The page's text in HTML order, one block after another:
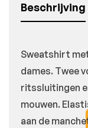
Beschrijving
Sweatshirt
dames. Twee
ritssluitingen
mouwen.
aan de